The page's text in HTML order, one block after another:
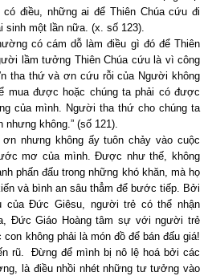
điều, những ai để Thiên Chúa cứu đi
một lần nữa. (x. số 123).
có cám dỗ làm điều gì đó để Thiên
lầm tưởng Thiên Chúa cứu là vì công
tha thứ và ơn cứu rỗi của Người không
mua được hoặc chúng ta phải có được
của mình. Người tha thứ cho chúng ta
không.” (số 121).
nhưng không ấy tuôn chảy vào cuộc
mơ của mình. Được như thế, không
phấn đấu trong những khó khăn, mà họ
và bình an sâu thẳm để bước tiếp. Bởi
của Đức Giêsu, người trẻ có thể nhận
Đức Giáo Hoàng tâm sự với người trẻ
không phải là món đồ để bán đấu giá!
rũ. Đừng để mình bị nô lệ hoá bởi các
là điều nhồi nhét những tư tưởng vào